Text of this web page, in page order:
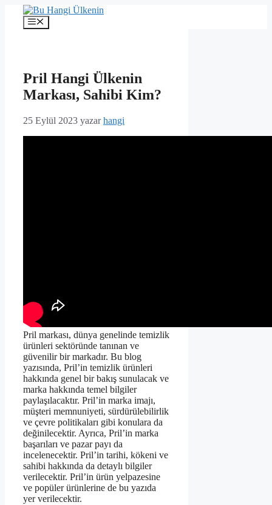
İçeriğe
Menü
Pril Hangi Ülkenin
Markası, Sahibi Kim?
25 Eylül 2023 yazarhangi
Pril markası, dünya genelinde temizlik
ürünleri sektöründe tanınan ve
güvenilir bir markadır. Bu blog
yazısında, Pril’in temizlik ürünleri
hakkında genel bir bakış sunulacak ve
marka hakkında temel bilgiler
paylaşılacaktır. Pril’in marka imajı,
müşteri memnuniyeti, sürdürülebilirlik
ve çevre politikaları gibi konulara da
değinilecektir. Ayrıca, Pril’in marka
başarıları ve pazar payı da
incelenecektir. Pril’in tarihi, kökeni ve
sahibi hakkında da detaylı bilgiler
verilecektir. Pril’in ürün yelpazesine
ve popüler ürünlerine de bu yazıda
yer verilecektir.